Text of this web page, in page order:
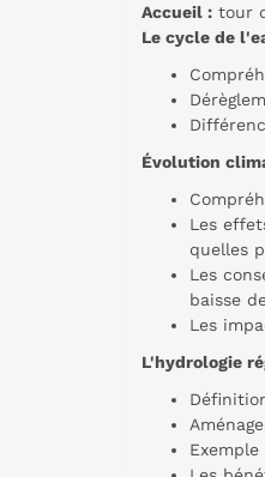
Accueil : tour
Le cycle de
Évolution
Les
quelles
Les
baisse
Les
L'hydrologie